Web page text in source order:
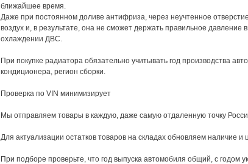
ближайшее время.
Даже при постоянном доливе антифриза, через неучтенное
воздух и, в результате, она не сможет держать правильное давление
охлаждении ДВС.
При покупке радиатора обязательно учитывать год производства
кондиционера, регион сборки.
Проверка по VIN минимизирует
Мы отправляем товары в каждую, даже самую отдаленную точку
Для актуализации остатков товаров на складах обновляем наличие
При подборе проверьте, что год выпуска автомобиля общий, с годом